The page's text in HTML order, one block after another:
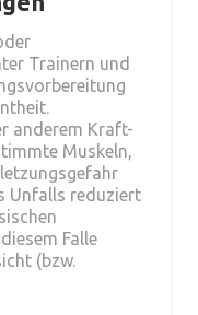
Trainern und
anderem Kraft-
Muskeln,
Unfalls reduziert
Falle
(bzw.